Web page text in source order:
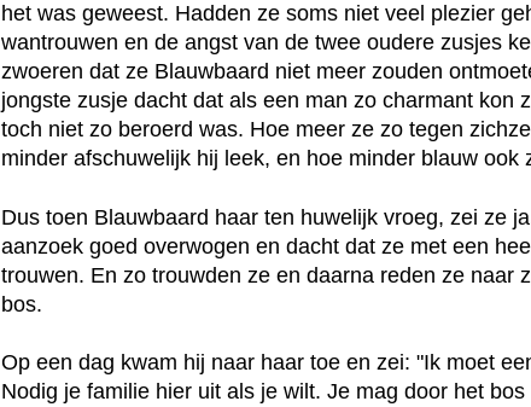
het was geweest. Hadden ze soms niet veel plezier
wantrouwen en de angst van de twee oudere zusjes
zwoeren dat ze Blauwbaard niet meer zouden
jongste zusje dacht dat als een man zo charmant kon
toch niet zo beroerd was. Hoe meer ze zo tegen
minder afschuwelijk hij leek, en hoe minder blauw ook
Dus toen Blauwbaard haar ten huwelijk vroeg, zei ze
aanzoek goed overwogen en dacht dat ze met een
trouwen. En zo trouwden ze en daarna reden ze naar
bos.
Op een dag kwam hij naar haar toe en zei: "Ik moet
Nodig je familie hier uit als je wilt. Je mag door het